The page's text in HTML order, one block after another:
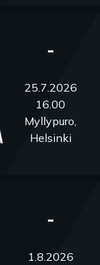
-
25.7.2026
16.00
Myllypuro,
Helsinki
-
1.8.2026